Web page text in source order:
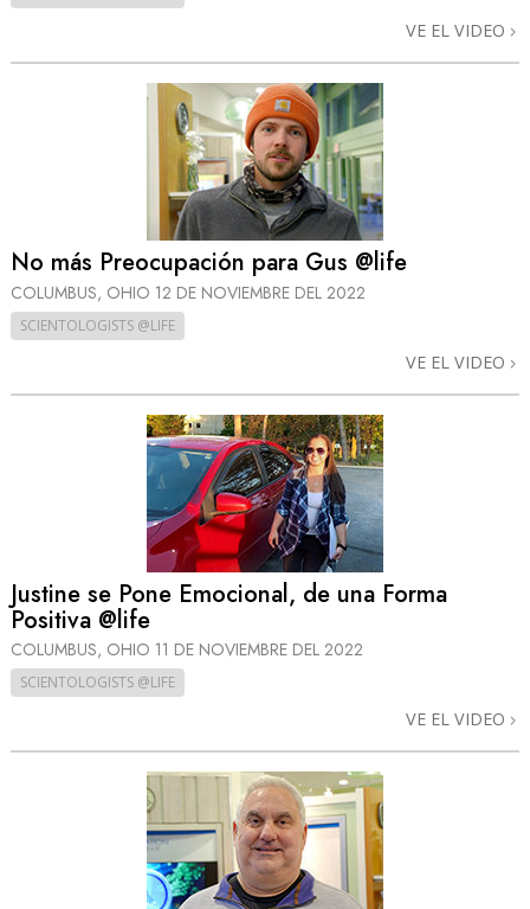
VE EL VIDEO
No más Preocupación para Gus @life
COLUMBUS, OHIO 12 DE NOVIEMBRE DEL 2022
SCIENTOLOGISTS @LIFE
VE EL VIDEO
Justine se Pone Emocional, de una Forma
Positiva @life
COLUMBUS, OHIO 11 DE NOVIEMBRE DEL 2022
SCIENTOLOGISTS @LIFE
VE EL VIDEO